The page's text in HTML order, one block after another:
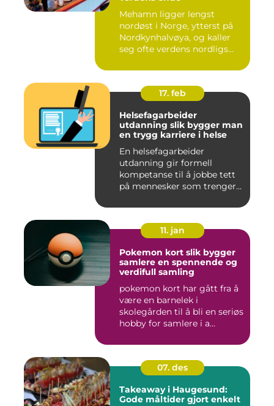
Mehamn ligger lengst
nordøst i Norge, ytterst på
Nordkynhalvøya, og kaller
seg ofte verdens nordligs...
17. feb
Helsefagarbeider
utdanning slik bygger man
en trygg karriere i helse
En helsefagarbeider
utdanning gir formell
kompetanse til å jobbe tett
på mennesker som trenger
11. jan
Pokemon kort slik bygger
samlere en spennende og
verdifull samling
pokemon kort har gått fra å
være en barnelek i
skolegården til å bli en seriøs
hobby for samlere i a...
07. des
Takeaway i Haugesund:
Gode måltider gjort enkelt